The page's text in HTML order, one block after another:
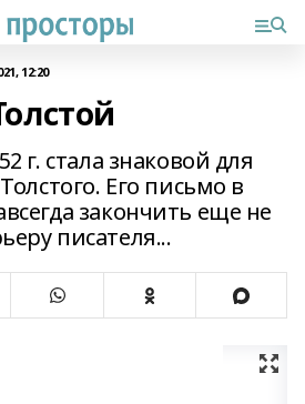
12:20
г. стала знаковой для
Его письмо в
закончить еще не
писателя...